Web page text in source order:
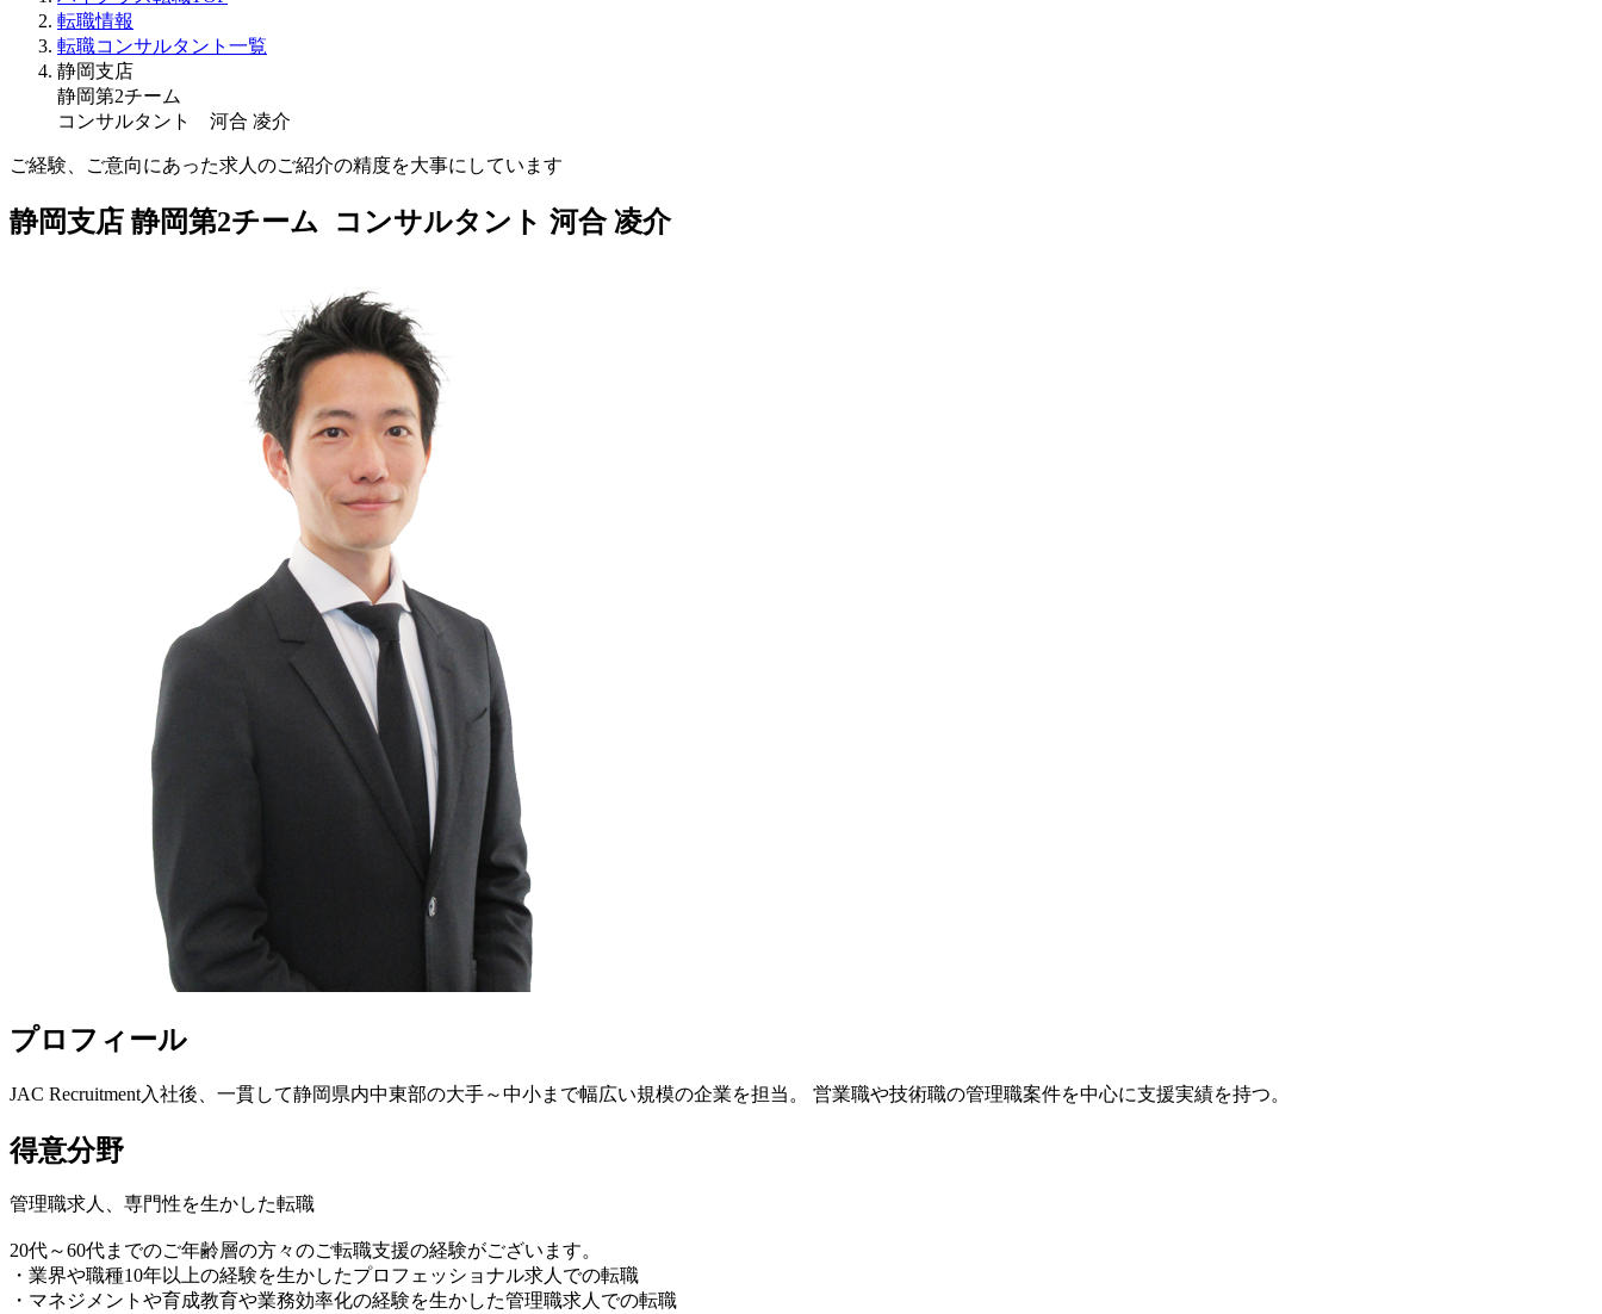
転職情報
転職コンサルタント一覧
静岡支店
静岡第2チーム
コンサルタント 河合 凌介
ご経験、ご意向にあった求人のご紹介の精度を大事にしています
静岡支店 静岡第2チーム コンサルタント 河合 凌介
プロフィール
JAC Recruitment入社後、一貫して静岡県内中東部の大手～中小まで幅広い規模の企業を担当。 営業職や技術職の管理職案件を中心に支援実績を持つ。
得意分野
管理職求人、専門性を生かした転職
20代～60代までのご年齢層の方々のご転職支援の経験がございます。
・業界や職種10年以上の経験を生かしたプロフェッショナル求人での転職
・マネジメントや育成教育や業務効率化の経験を生かした管理職求人での転職